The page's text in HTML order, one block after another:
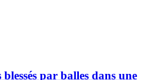
par balles dans une